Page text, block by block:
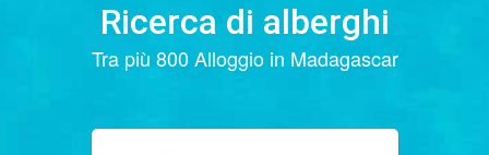
Ricerca di alberghi
Tra più 800 Alloggio in Madagascar